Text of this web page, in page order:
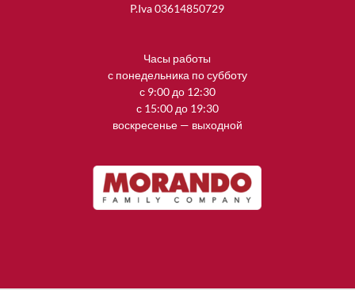
P.Iva 03614850729
Часы работы
с понедельника по субботу
с 9:00 до 12:30
с 15:00 до 19:30
воскресенье — выходной